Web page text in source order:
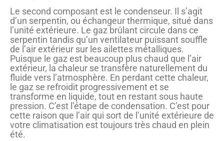
Le second composant est le condenseur. Il s’agit
d’un serpentin, ou échangeur thermique, situé dans
l’unité extérieure. Le gaz brûlant circule dans ce
serpentin tandis qu’un ventilateur puissant souffle
de l’air extérieur sur les ailettes métalliques.
Puisque le gaz est beaucoup plus chaud que l’air
extérieur, la chaleur se transfère naturellement du
fluide vers l’atmosphère. En perdant cette chaleur,
le gaz se refroidit progressivement et se
transforme en liquide, tout en restant sous haute
pression. C’est l’étape de condensation. C’est pour
cette raison que l’air qui sort de l’unité extérieure de
votre climatisation est toujours très chaud en plein
été.